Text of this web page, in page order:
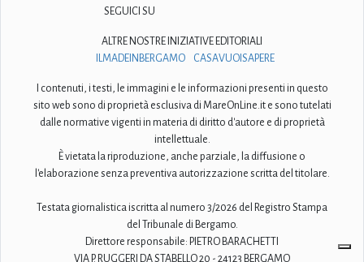
SEGUICI SU
ALTRE NOSTRE INIZIATIVE EDITORIALI
ILMADEINBERGAMO
CASAVUOISAPERE
I contenuti, i testi, le immagini e le informazioni presenti in questo
sito web sono di proprietà esclusiva di MareOnLine.it e sono tutelati
dalle normative vigenti in materia di diritto d'autore e di proprietà
intellettuale.
È vietata la riproduzione, anche parziale, la diffusione o
l'elaborazione senza preventiva autorizzazione scritta del titolare.
Testata giornalistica iscritta al numero 3/2026 del Registro Stampa
del Tribunale di Bergamo.
Direttore responsabile: PIETRO BARACHETTI
VIA P. RUGGERI DA STABELLO 20 - 24123 BERGAMO